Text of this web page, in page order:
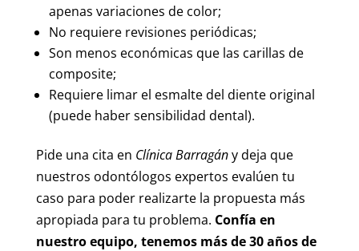
apenas variaciones de color;
No requiere revisiones periódicas;
Son menos económicas que las carillas de
composite;
Requiere limar el esmalte del diente original
(puede haber sensibilidad dental).
Pide una cita en Clínica Barragány deja que
nuestros odontólogos expertos evalúen tu
caso para poder realizarte la propuesta más
apropiada para tu problema. Confía en
nuestro equipo, tenemos más de 30 años de